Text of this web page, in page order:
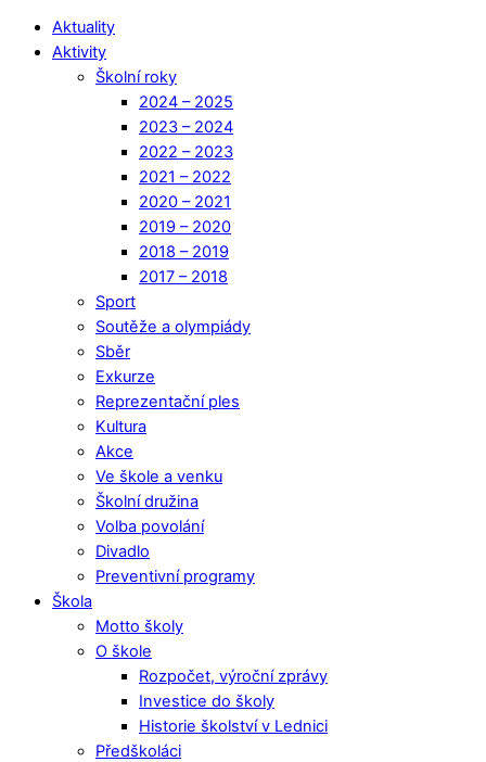
Aktuality
Aktivity
Školní roky
2024 – 2025
2023 – 2024
2022 – 2023
2021 – 2022
2020 – 2021
2019 – 2020
2018 – 2019
2017 – 2018
Sport
Soutěže a olympiády
Sběr
Exkurze
Reprezentační ples
Kultura
Akce
Ve škole a venku
Školní družina
Volba povolání
Divadlo
Preventivní programy
Škola
Motto školy
O škole
Rozpočet, výroční zprávy
Investice do školy
Historie školství v Lednici
Předškoláci